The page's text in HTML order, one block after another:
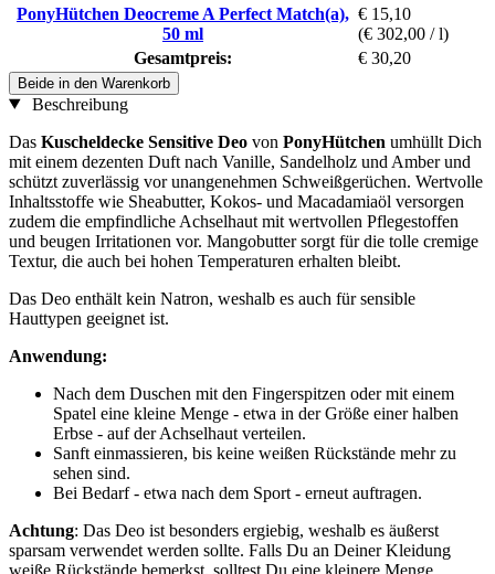
PonyHütchen Deocreme A Perfect Match(a),
50 ml
€ 15,10
(€ 302,00 / l)
Gesamtpreis:
€ 30,20
Beide in den Warenkorb
Beschreibung
Das Kuscheldecke Sensitive Deo von PonyHütchen umhüllt Dich
mit einem dezenten Duft nach Vanille, Sandelholz und Amber und
schützt zuverlässig vor unangenehmen Schweißgerüchen. Wertvolle
Inhaltsstoffe wie Sheabutter, Kokos- und Macadamiaöl versorgen
zudem die empfindliche Achselhaut mit wertvollen Pflegestoffen
und beugen Irritationen vor. Mangobutter sorgt für die tolle cremige
Textur, die auch bei hohen Temperaturen erhalten bleibt.
Das Deo enthält kein Natron, weshalb es auch für sensible
Hauttypen geeignet ist.
Anwendung:
Nach dem Duschen mit den Fingerspitzen oder mit einem
Spatel eine kleine Menge - etwa in der Größe einer halben
Erbse - auf der Achselhaut verteilen.
Sanft einmassieren, bis keine weißen Rückstände mehr zu
sehen sind.
Bei Bedarf - etwa nach dem Sport - erneut auftragen.
Achtung: Das Deo ist besonders ergiebig, weshalb es äußerst
sparsam verwendet werden sollte. Falls Du an Deiner Kleidung
weiße Rückstände bemerkst, solltest Du eine kleinere Menge